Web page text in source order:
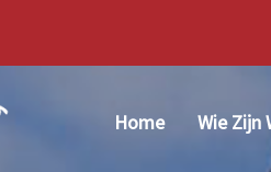
Home Wie Zijn